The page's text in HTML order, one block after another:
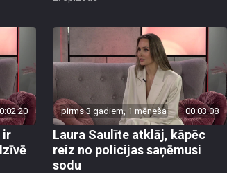
ir
pirms 3 gadiem, 1 mēneša 00:03:08
Laura Saulīte atklāj, kāpēc
reiz no policijas saņēmusi
sodu